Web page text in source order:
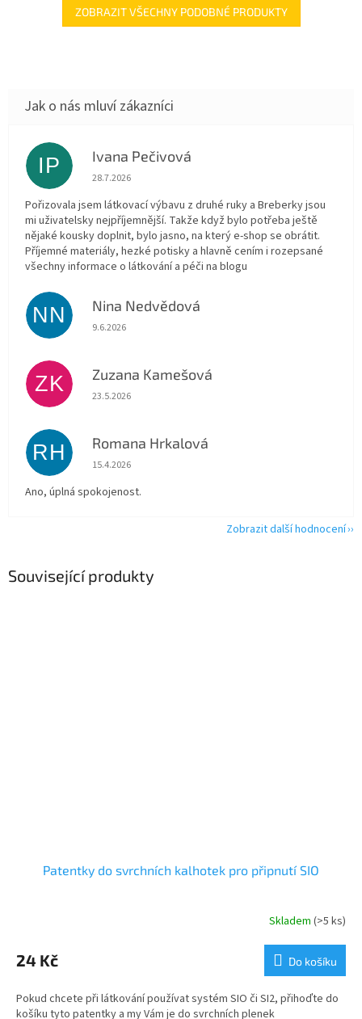
Související produkty
Patentky do svrchních kalhotek pro připnutí SIO
Skladem (>5 ks)
24 Kč Do košíku
Pokud chcete při látkování používat systém SIO či SI2, přihoďte do
košíku tyto patentky a my Vám je do svrchních plenek
ZOBRAZIT VŠECHNY PODOBNÉ PRODUKTY
IP Ivana Pečivová
Hodnocení obchodu je 5 z 5 hvězdiček.
28.7.2026
Pořizovala jsem látkovací výbavu z druhé ruky a Breberky jsou
mi uživatelsky nejpříjemnější. Takže když bylo potřeba ještě
nějaké kousky doplnit, bylo jasno, na který e-shop se obrátit.
Příjemné materiály, hezké potisky a hlavně cením i rozepsané
všechny informace o látkování a péči na blogu
NN Nina Nedvědová
Hodnocení obchodu je 5 z 5 hvězdiček.
9.6.2026
ZK Zuzana Kamešová
Hodnocení obchodu je 5 z 5 hvězdiček.
23.5.2026
RH Romana Hrkalová
Hodnocení obchodu je 5 z 5 hvězdiček.
15.4.2026
Ano, úplná spokojenost.
Zobrazit další hodnocení